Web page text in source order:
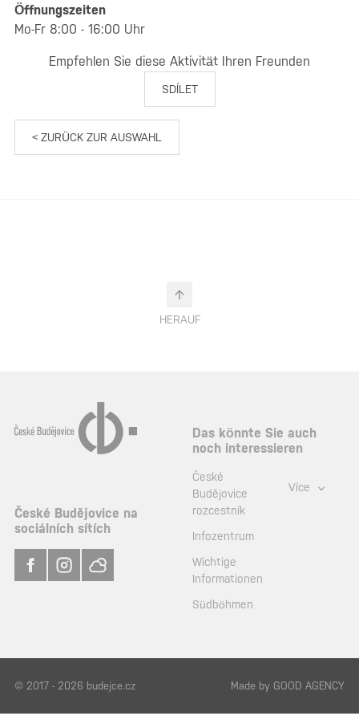
Öffnungszeiten
Mo-Fr 8:00 - 16:00 Uhr
Empfehlen Sie diese Aktivität Ihren Freunden
SDÍLET
< ZURÜCK ZUR AUSWAHL
HERAUF
České Budějovice na
sociálních sítích
Das könnte Sie auch
noch interessieren
České
Budějovice
rozcestník
Infozentrum
Wichtige
Informationen
Südböhmen
Více
© 2017 - 2026 budejce.cz Made by GOOD AGENCY